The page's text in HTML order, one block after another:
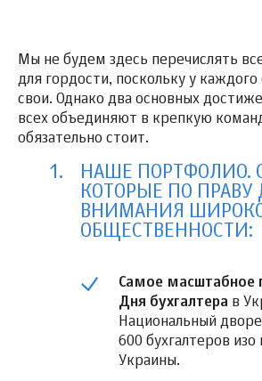
Мы не будем здесь перечислять
для гордости, поскольку у
свои. Однако два основных
всех объединяют в крепкую
обязательно стоит.
НАШЕ ПОРТФОЛИО.
КОТОРЫЕ ПО
ВНИМАНИЯ
ОБЩЕСТВЕННОСТИ:
Самое масштабное
Дня бухгалтера в
Национальный
600 бухгалтеров изо
Украины.